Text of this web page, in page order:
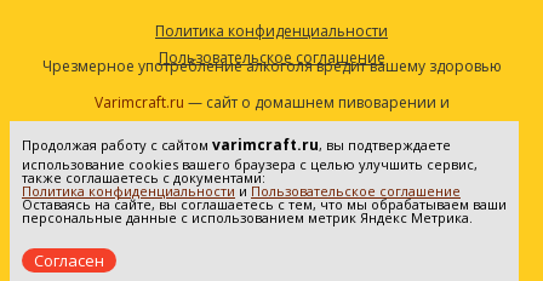
Политика конфиденциальности
Пользовательское соглашение
Чрезмерное употребление алкоголя вредит вашему здоровью
Varimcraft.ru — сайт о домашнем пивоварении и
самогоноварении.
Сетевое издание «Варимкрафт». Зарегистрировано в
Федеральной службе по надзору в сфере связи, информационных
технологий и массовых коммуникаций (Роскомнадзор). Реестровая
запись ЭЛ No ФС77-80936 от 25.05.2021. Все права защищены. 16+
Продолжая работу с сайтом varimcraft.ru, вы подтверждаете
использование cookies вашего браузера с целью улучшить сервис,
также соглашаетесь с документами:
Политика конфиденциальности и Пользовательское соглашение
Оставаясь на сайте, вы соглашаетесь с тем, что мы обрабатываем ваши
персональные данные с использованием метрик Яндекс Метрика.
Согласен